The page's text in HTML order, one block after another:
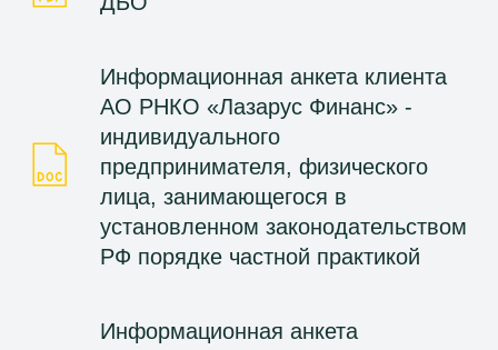
Информационная анкета клиента
АО РНКО «Лазарус Финанс» -
индивидуального
предпринимателя, физического
лица, занимающегося в
установленном законодательством
РФ порядке частной практикой
Информационная анкета